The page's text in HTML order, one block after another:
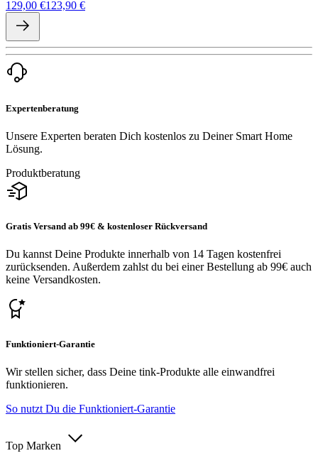
129,00 €123,90 €
Expertenberatung
Unsere Experten beraten Dich kostenlos zu Deiner Smart Home
Lösung.
Produktberatung
Gratis Versand ab 99€ & kostenloser Rückversand
Du kannst Deine Produkte innerhalb von 14 Tagen kostenfrei
zurücksenden. Außerdem zahlst du bei einer Bestellung ab 99€ auch
keine Versandkosten.
Funktioniert-Garantie
Wir stellen sicher, dass Deine tink-Produkte alle einwandfrei
funktionieren.
So nutzt Du die Funktioniert-Garantie
Top Marken